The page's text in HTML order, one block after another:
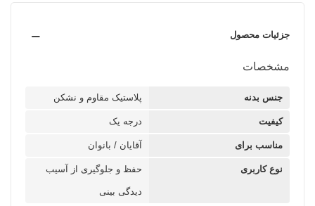
جزئیات محصول
مشخصات
جنس بدنه پلاستیک مقاوم و نشکن
کیفیت درجه یک
مناسب برای آقایان / بانوان
نوع کاربری حفظ و جلوگیری از آسیب
دیدگی بینی